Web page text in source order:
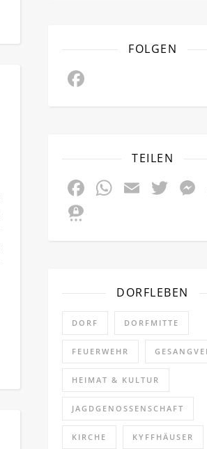
FOLGEN
TEILEN
Facebook
Email
DORFLEBEN
DORF DORFMITTE
FEUERWEHR
HEIMAT & KULTUR
JAGDGENOSSENSCHAFT
KIRCHE KYFFHÄUSER